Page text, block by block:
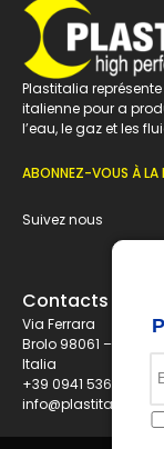
Plastitalia
italienne pour a
l’eau, le gaz et les
ABONNEZ-VOUS À LA
Suivez nous
Contacts
Via Ferrara
Brolo 98061 – ME
Italia
+39 0941 536311